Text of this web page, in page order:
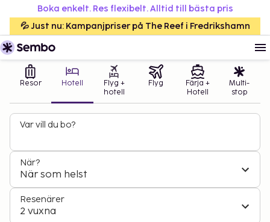
Boka enkelt. Res flexibelt. Alltid till bästa pris
💦 Just nu: Kampanjpriser på The Reef i Fredrikshamn
Resor Hotell
Flyg +
hotell
Flyg
Färja +
Hotell
Multi-
stop
Var vill du bo?
När?
När som helst
Resenärer
2 vuxna